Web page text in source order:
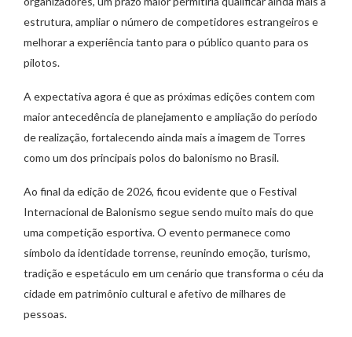
estrutura, ampliar o número de competidores estrangeiros e
melhorar a experiência tanto para o público quanto para os
pilotos.
A expectativa agora é que as próximas edições contem com
maior antecedência de planejamento e ampliação do período
de realização, fortalecendo ainda mais a imagem de Torres
como um dos principais polos do balonismo no Brasil.
Ao final da edição de 2026, ficou evidente que o Festival
Internacional de Balonismo segue sendo muito mais do que
uma competição esportiva. O evento permanece como
símbolo da identidade torrense, reunindo emoção, turismo,
tradição e espetáculo em um cenário que transforma o céu da
cidade em patrimônio cultural e afetivo de milhares de
pessoas.